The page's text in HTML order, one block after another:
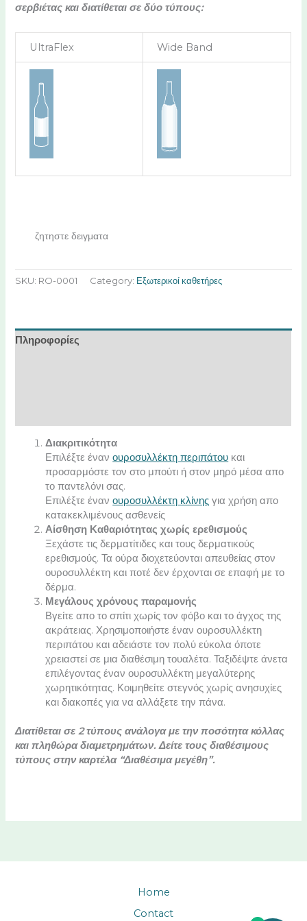
σερβιέτας και διατίθεται σε δύο τύπους:
UltraFlex Wide Band
ζητηστε δειγματα
SKU: RO-0001 Category: Εξωτερικοί καθετήρες
Πληροφορίες
Διακριτικότητα
Επιλέξτε ένανουροσυλλέκτη περιπάτου και
προσαρμόστε τον στο μπούτι ή στον μηρό μέσα απο
το παντελόνι σας.
Επιλέξτε ένανουροσυλλέκτη κλίνης για χρήση απο
κατακεκλιμένους ασθενείς
Αίσθηση Καθαριότητας χωρίς ερεθισμούς
Ξεχάστε τις δερματίτιδες και τους δερματικούς
ερεθισμούς. Τα ούρα διοχετεύονται απευθείας στον
ουροσυλλέκτη και ποτέ δεν έρχονται σε επαφή με το
δέρμα.
Μεγάλους χρόνους παραμονής
Βγείτε απο το σπίτι χωρίς τον φόβο και το άγχος της
ακράτειας. Χρησιμοποιήστε έναν ουροσυλλέκτη
περιπάτου και αδειάστε τον πολύ εύκολα όποτε
χρειαστεί σε μια διαθέσιμη τουαλέτα. Ταξιδέψτε άνετα
επιλέγοντας έναν ουροσυλλέκτη μεγαλύτερης
χωρητικότητας. Κοιμηθείτε στεγνός χωρίς ανησυχίες
και διακοπές για να αλλάξετε την πάνα.
Διατίθεται σε 2 τύπους ανάλογα με την ποσότητα κόλλας
και πληθώρα διαμετρημάτων. Δείτε τους διαθέσιμους
τύπους στην καρτέλα “Διαθέσιμα μεγέθη”.
Home
Contact